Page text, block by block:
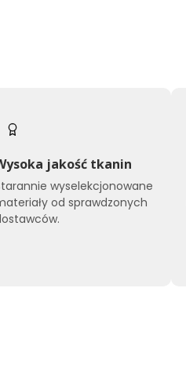
jakość tkanin
wyselekcjonowane
od sprawdzonych